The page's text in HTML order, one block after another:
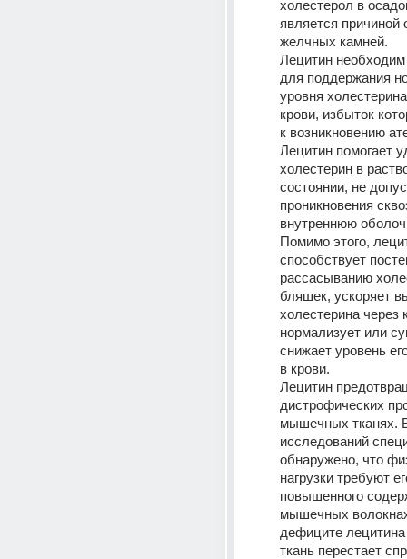
холестерол в
является причиной
желчных камней.
Лецитин необходим
для поддержания
уровня
крови, избыток
к возникновению
Лецитин помогает
холестерин в
состоянии, не
проникновения
внутреннюю
Помимо этого,
способствует
рассасыванию
бляшек, ускоряет
холестерина через
нормализует или
снижает уровень
в крови.
Лецитин
дистрофических
мышечных тканях.
исследований
обнаружено, что
нагрузки требуют
повышенного
мышечных
дефиците
ткань перестает